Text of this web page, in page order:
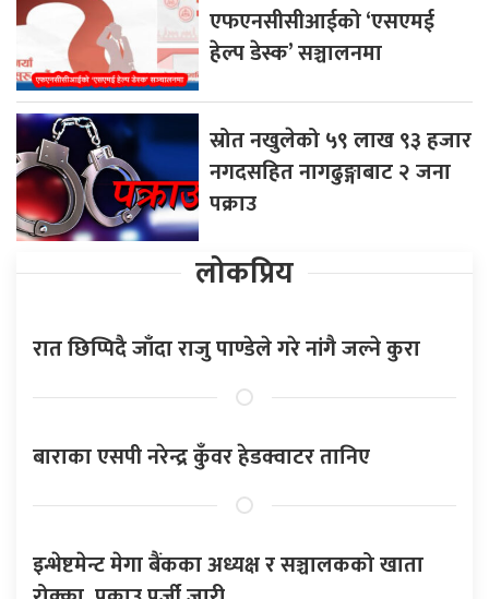
एफएनसीसीआईको ‘एसएमई
हेल्प डेस्क’ सञ्चालनमा
स्रोत नखुलेको ५९ लाख ९३ हजार
नगदसहित नागढुङ्गाबाट २ जना
पक्राउ
लोकप्रिय
रात छिप्पिदै जाँदा राजु पाण्डेले गरे नांगै जल्ने कुरा
बाराका एसपी नरेन्द्र कुँवर हेडक्वाटर तानिए
इन्भेष्टमेन्ट मेगा बैंकका अध्यक्ष र सञ्चालकको खाता